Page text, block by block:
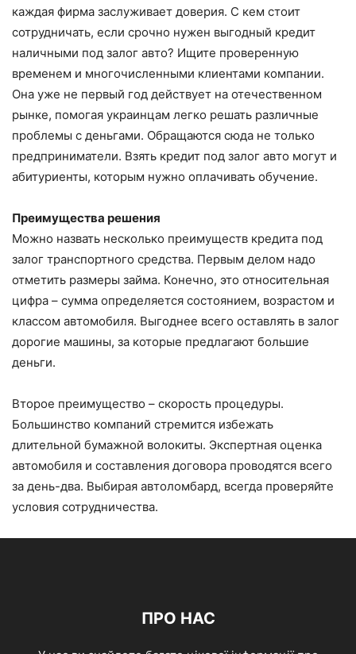
каждая фирма заслуживает доверия. С кем стоит
сотрудничать, если срочно нужен выгодный кредит
наличными под залог авто? Ищите проверенную
временем и многочисленными клиентами компании.
Она уже не первый год действует на отечественном
рынке, помогая украинцам легко решать различные
проблемы с деньгами. Обращаются сюда не только
предприниматели. Взять кредит под залог авто могут и
абитуриенты, которым нужно оплачивать обучение.
Преимущества решения
Можно назвать несколько преимуществ кредита под
залог транспортного средства. Первым делом надо
отметить размеры займа. Конечно, это относительная
цифра – сумма определяется состоянием, возрастом и
классом автомобиля. Выгоднее всего оставлять в залог
дорогие машины, за которые предлагают большие
деньги.
Второе преимущество – скорость процедуры.
Большинство компаний стремится избежать
длительной бумажной волокиты. Экспертная оценка
автомобиля и составления договора проводятся всего
за день-два. Выбирая автоломбард, всегда проверяйте
условия сотрудничества.
ПРО НАС